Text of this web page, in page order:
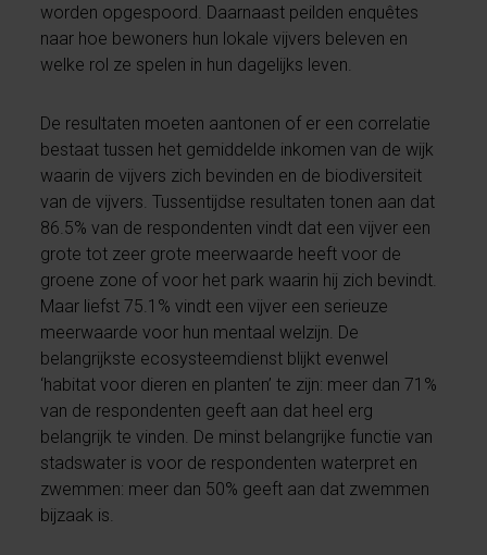
worden opgespoord. Daarnaast peilden enquêtes
naar hoe bewoners hun lokale vijvers beleven en
welke rol ze spelen in hun dagelijks leven.
De resultaten moeten aantonen of er een correlatie
bestaat tussen het gemiddelde inkomen van de wijk
waarin de vijvers zich bevinden en de biodiversiteit
van de vijvers. Tussentijdse resultaten tonen aan dat
86.5% van de respondenten vindt dat een vijver een
grote tot zeer grote meerwaarde heeft voor de
groene zone of voor het park waarin hij zich bevindt.
Maar liefst 75.1% vindt een vijver een serieuze
meerwaarde voor hun mentaal welzijn. De
belangrijkste ecosysteemdienst blijkt evenwel
‘habitat voor dieren en planten’ te zijn: meer dan 71%
van de respondenten geeft aan dat heel erg
belangrijk te vinden. De minst belangrijke functie van
stadswater is voor de respondenten waterpret en
zwemmen: meer dan 50% geeft aan dat zwemmen
bijzaak is.